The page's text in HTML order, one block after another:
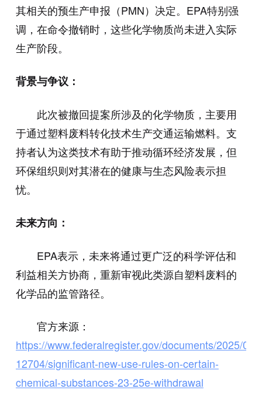
其相关的预生产申报（PMN）决定。EPA特别强
调，在命令撤销时，这些化学物质尚未进入实际
生产阶段。
背景与争议：
此次被撤回提案所涉及的化学物质，主要用
于通过塑料废料转化技术生产交通运输燃料。支
持者认为这类技术有助于推动循环经济发展，但
环保组织则对其潜在的健康与生态风险表示担
忧。
未来方向：
EPA表示，未来将通过更广泛的科学评估和
利益相关方协商，重新审视此类源自塑料废料的
化学品的监管路径。
官方来源：
https://www.federalregister.gov/documents/2025/07/
12704/significant-new-use-rules-on-certain-
chemical-substances-23-25e-withdrawal